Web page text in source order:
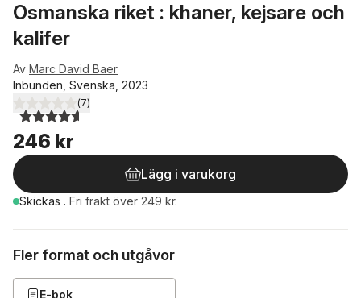
Osmanska riket : khaner, kejsare och
kalifer
Av Marc David Baer
Inbunden, Svenska, 2023
4,6utav 5 stjärnor. Totalt antal röster:
(7)
246 kr
Lägg i varukorg
Skickas . Fri frakt över 249 kr.
Fler format och utgåvor
E-bok